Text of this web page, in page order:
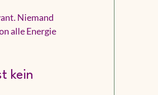
Niemand
alle Energie
kein